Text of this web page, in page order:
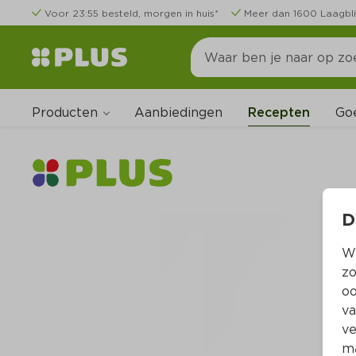
Voor 23:55 besteld, morgen in huis* Meer dan 1600
Producten Aanbiedingen Recepten